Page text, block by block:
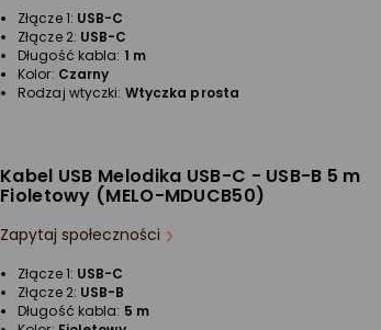
Złącze 1: USB-C
Złącze 2: USB-C
Długość kabla: 1 m
Kolor: Czarny
Rodzaj wtyczki: Wtyczka prosta
Kabel USB Melodika USB-C - USB-B 5 m
Fioletowy (MELO-MDUCB50)
Zapytaj społeczności
Złącze 1: USB-C
Złącze 2: USB-B
Długość kabla: 5 m